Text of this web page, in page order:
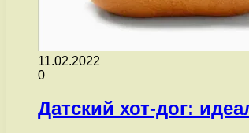
11.02.2022
0
Датский хот-дог: